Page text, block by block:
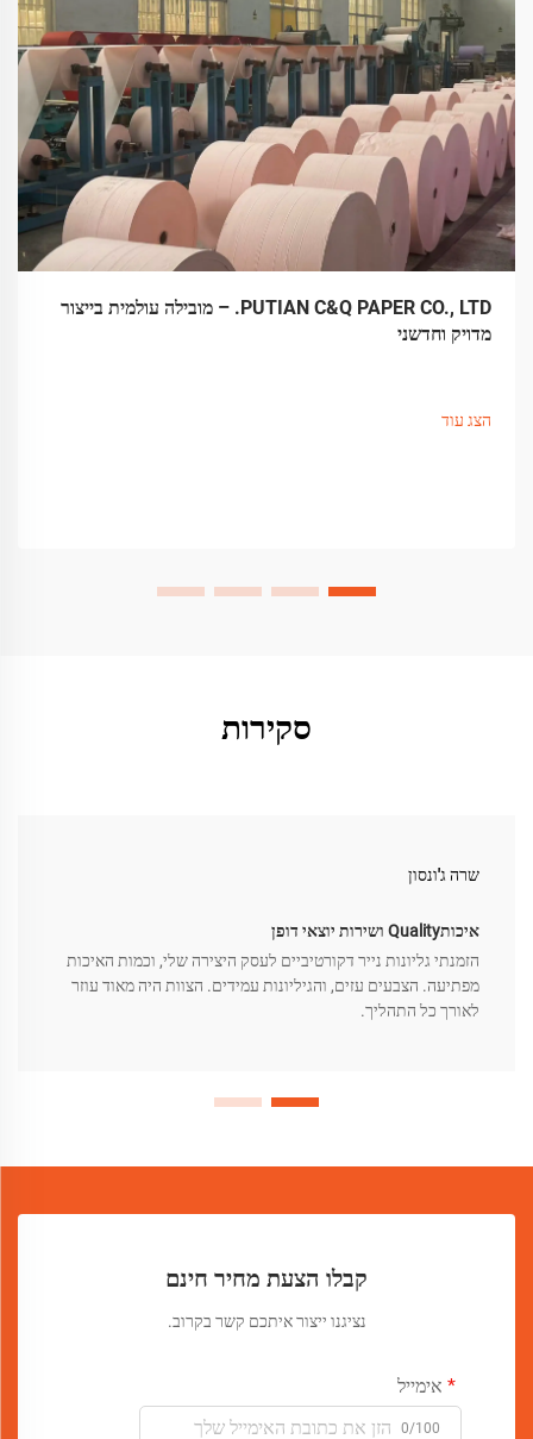
PUTIAN C&Q PAPER CO., LTD. – מובילה עולמית בייצור
מדויק וחדשני
הצג עוד
סקירות
שרה ג'ונסון
איכותQuality ושירות יוצאי דופן
הזמנתי גליונות נייר דקורטיביים לעסק היצירה שלי, וכמות האיכות
מפתיעה. הצבעים עזים, והגיליונות עמידים. הצוות היה מאוד עוזר
לאורך כל התהליך.
קבלו הצעת מחיר חינם
נציגנו ייצור איתכם קשר בקרוב.
אימייל
0/100